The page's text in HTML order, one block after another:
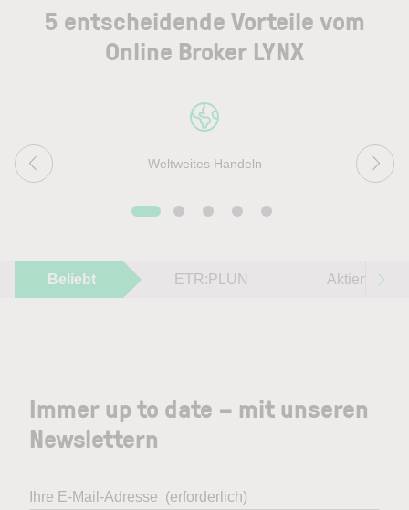
5 entscheidende Vorteile vom
Online Broker LYNX
Weltweites Handeln
Beliebt ETR:PLUN Aktien im
Immer up to date – mit unseren
Newslettern
Ihre E-Mail-Adresse (erforderlich)